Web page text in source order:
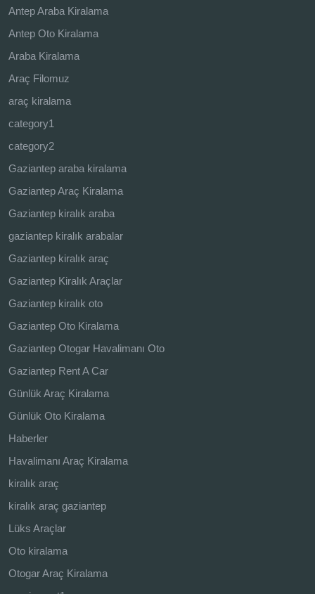
Antep Araba Kiralama
Antep Oto Kiralama
Araba Kiralama
Araç Filomuz
araç kiralama
category1
category2
Gaziantep araba kiralama
Gaziantep Araç Kiralama
Gaziantep kiralık araba
gaziantep kiralık arabalar
Gaziantep kiralık araç
Gaziantep Kiralık Araçlar
Gaziantep kiralık oto
Gaziantep Oto Kiralama
Gaziantep Otogar Havalimanı Oto
Gaziantep Rent A Car
Günlük Araç Kiralama
Günlük Oto Kiralama
Haberler
Havalimanı Araç Kiralama
kiralık araç
kiralık araç gaziantep
Lüks Araçlar
Oto kiralama
Otogar Araç Kiralama